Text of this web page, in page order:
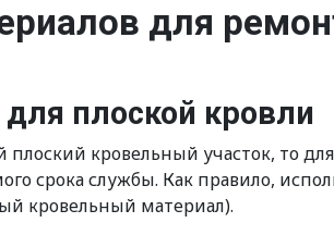
для
плоской кровли
плоский кровельный участок, то
срока службы. Как правило,
кровельный материал).